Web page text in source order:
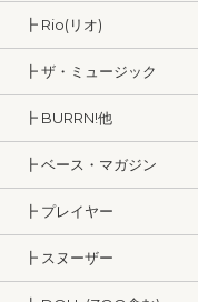
┣ Rio(リオ)
┣ ザ・ミュージック
┣ BURRN!他
┣ ベース・マガジン
┣ プレイヤー
┣ スヌーザー